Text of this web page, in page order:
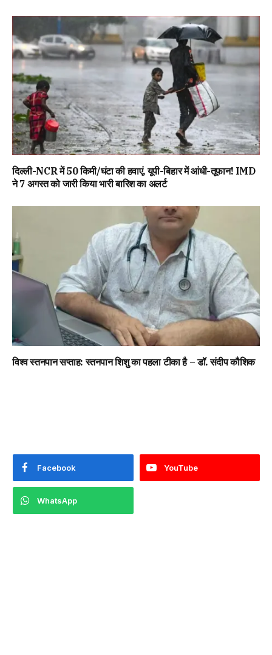
दिल्ली-NCR में 50 किमी/घंटा की हवाएं, यूपी-बिहार में आंधी-तूफान! IMD
ने 7 अगस्त को जारी किया भारी बारिश का अलर्ट
विश्व स्तनपान सप्ताह: स्तनपान शिशु का पहला टीका है – डॉ. संदीप कौशिक
Facebook YouTube
WhatsApp